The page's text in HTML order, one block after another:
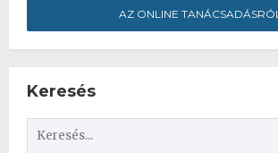
AZ ONLINE TANÁCSADÁSRÓL
Keresés